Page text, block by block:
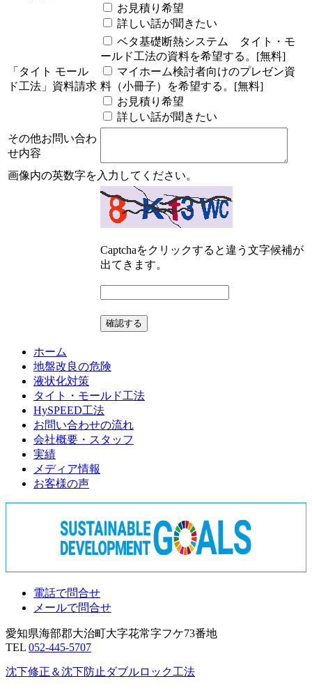
お見積り希望
詳しい話が聞きたい
「タイト モール
ド工法」資料請求
ベタ基礎断熱システム タイト・モ
ールド工法の資料を希望する。[無料]
マイホーム検討者向けのプレゼン資
料（小冊子）を希望する。[無料]
お見積り希望
詳しい話が聞きたい
その他お問い合わ
せ内容
画像内の英数字を入力してください。
Captchaをクリックすると違う文字候補が
出てきます。
ホーム
地盤改良の危険
液状化対策
タイト・モールド工法
HySPEED工法
お問い合わせの流れ
会社概要・スタッフ
実績
メディア情報
お客様の声
電話で問合せ
メールで問合せ
愛知県海部郡大治町大字花常字フケ73番地
TEL 052-445-5707
沈下修正＆沈下防止 ダブルロック工法